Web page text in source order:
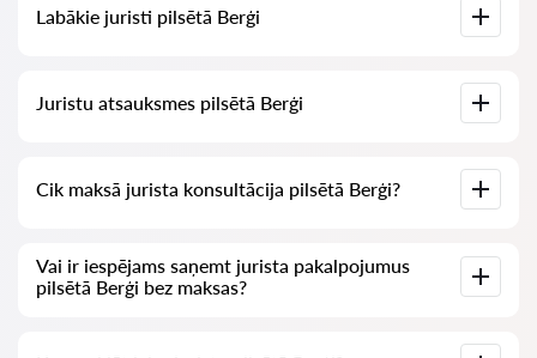
Labākie juristi pilsētā Berģi
pilnīgu informāciju: cenas, atsauksmes, tālruņa numurs un
Juristu atsauksmes pilsētā Berģi
juristiem, mēs neizdzēšam negatīvas atsauksmes un nav
iespēju tās manipulēt.
Cik maksā jurista konsultācija pilsētā Berģi?
(cenas var mainīties atkarībā no jautājuma sarežģītības un
atbildes formas).
Vai ir iespējams saņemt jurista pakalpojumus
pilsētā Berģi bez maksas?